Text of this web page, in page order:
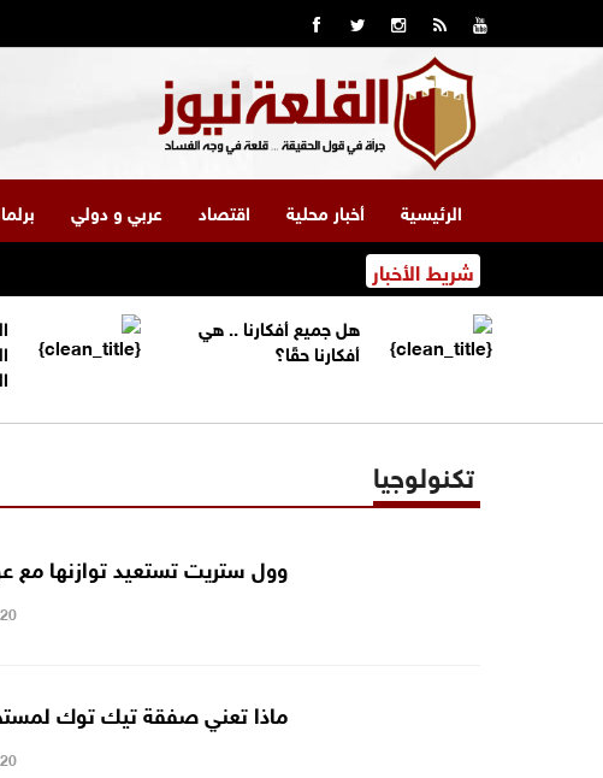
الرئيسية أخبار محلية اقتصاد عربي و دولي
شريط الأخبار
هل جميع أفكارنا .. هي
أفكارنا حقًا؟
تكنولوجيا
وول ستريت تستعيد توازنها مع
ماذا تعني صفقة تيك توك